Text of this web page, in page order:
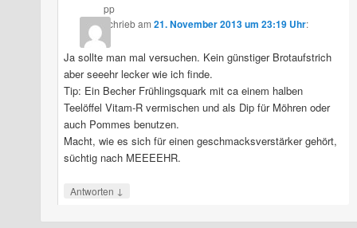
pp
schriebam 21. November 2013 um 23:19 Uhr:
Ja sollte man mal versuchen. Kein günstiger Brotaufstrich
aber seeehr lecker wie ich finde.
Tip: Ein Becher Frühlingsquark mit ca einem halben
Teelöffel Vitam-R vermischen und als Dip für Möhren oder
auch Pommes benutzen.
Macht, wie es sich für einen geschmacksverstärker gehört,
süchtig nach MEEEEHR.
Antworten ↓